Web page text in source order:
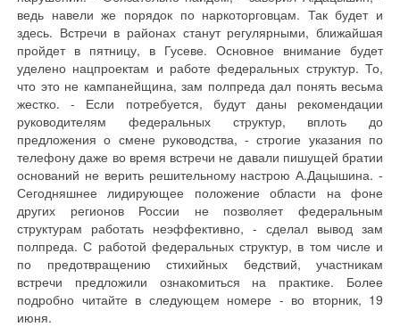
ведь навели же порядок по наркоторговцам. Так будет и
здесь. Встречи в районах станут регулярными, ближайшая
пройдет в пятницу, в Гусеве. Основное внимание будет
уделено нацпроектам и работе федеральных структур. То,
что это не кампанейщина, зам полпреда дал понять весьма
жестко. - Если потребуется, будут даны рекомендации
руководителям федеральных структур, вплоть до
предложения о смене руководства, - строгие указания по
телефону даже во время встречи не давали пишущей братии
оснований не верить решительному настрою А.Дацышина. -
Сегодняшнее лидирующее положение области на фоне
других регионов России не позволяет федеральным
структурам работать неэффективно, - сделал вывод зам
полпреда. С работой федеральных структур, в том числе и
по предотвращению стихийных бедствий, участникам
встречи предложили ознакомиться на практике. Более
подробно читайте в следующем номере - во вторник, 19
июня.